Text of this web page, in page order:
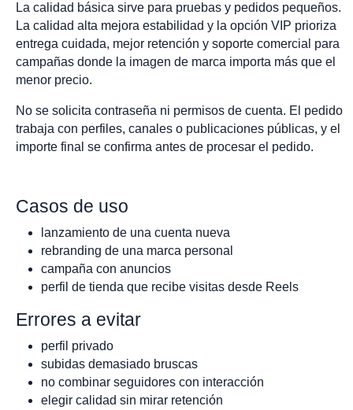
La calidad básica sirve para pruebas y pedidos pequeños.
La calidad alta mejora estabilidad y la opción VIP prioriza
entrega cuidada, mejor retención y soporte comercial para
campañas donde la imagen de marca importa más que el
menor precio.
No se solicita contraseña ni permisos de cuenta. El pedido
trabaja con perfiles, canales o publicaciones públicas, y el
importe final se confirma antes de procesar el pedido.
Casos de uso
lanzamiento de una cuenta nueva
rebranding de una marca personal
campaña con anuncios
perfil de tienda que recibe visitas desde Reels
Errores a evitar
perfil privado
subidas demasiado bruscas
no combinar seguidores con interacción
elegir calidad sin mirar retención